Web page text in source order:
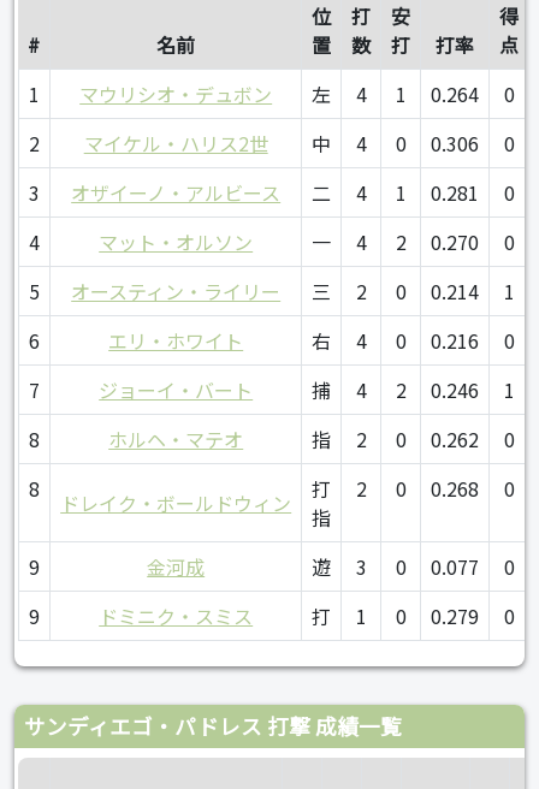
# 名前
位
置
打
数
安
打
打率
得
点
1
マウリシオ・デュボン 左 4 1 0.264
0
2
マイケル・ハリス2世 中 4 0 0.306
0
3
オザイーノ・アルビース 二 4 1 0.281
0
4
マット・オルソン 一 4 2 0.270
0
5
オースティン・ライリー 三 2 0 0.214
1
6
エリ・ホワイト 右 4 0 0.216
0
7
ジョーイ・バート 捕 4 2 0.246
1
8
ホルヘ・マテオ 指 2 0 0.262
0
8
ドレイク・ボールドウィン
打
指
2 0 0.268 0
9 金河成 遊 3 0 0.077
0
9
ドミニク・スミス 打 1 0 0.279 0
サンディエゴ・パドレス 打撃 成績一覧